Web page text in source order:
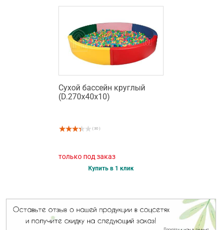
Сухой бассейн круглый
(D.270х40х10)
( 30 )
только под заказ
Купить в 1 клик